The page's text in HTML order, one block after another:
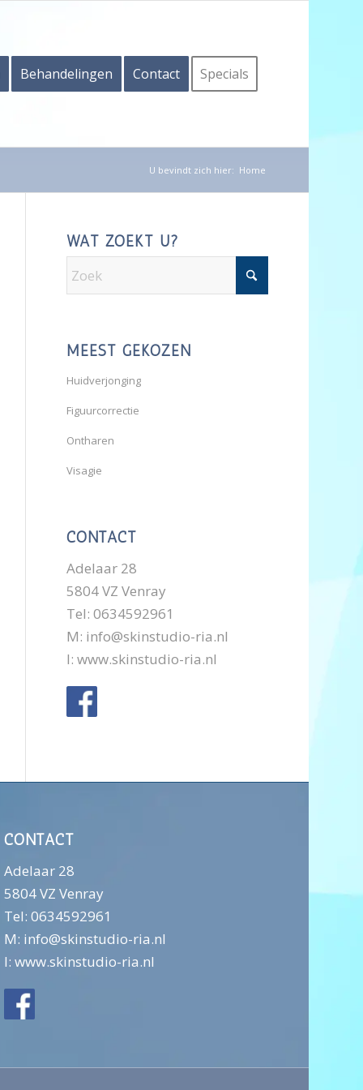
Behandelingen Contact Specials
U bevindt zich hier: Home
WAT ZOEKT U?
MEEST GEKOZEN
Huidverjonging
Figuurcorrectie
Ontharen
Visagie
CONTACT
Adelaar 28
5804 VZ Venray
Tel: 0634592961
M: info@skinstudio-ria.nl
I:www.skinstudio-ria.nl
CONTACT
Adelaar 28
5804 VZ Venray
Tel: 0634592961
M: info@skinstudio-ria.nl
I:www.skinstudio-ria.nl